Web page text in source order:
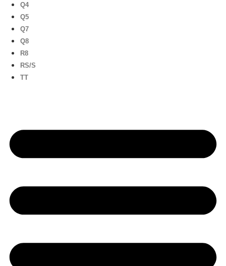
Q4
Q5
Q7
Q8
R8
RS/S
TT